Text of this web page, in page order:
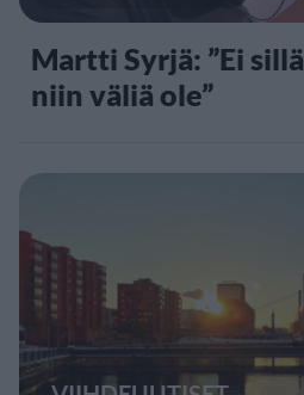
Martti Syrjä: ”Ei
niin väliä ole”